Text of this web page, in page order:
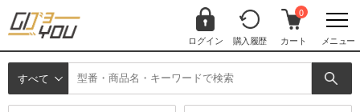
ログイン 購入履歴
0
カート メニュー
すべて